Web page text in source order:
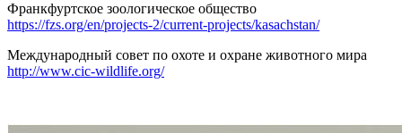
Франкфуртское зоологическое общество
https://fzs.org/en/projects-2/current-projects/kasachstan/
Международный совет по охоте и охране животного мира
http://www.cic-wildlife.org/